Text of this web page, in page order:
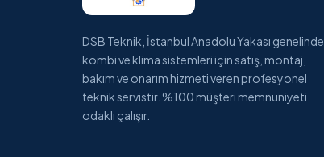
DSB Teknik, İstanbul Anadolu Yakası genelinde
kombi ve klima sistemleri için satış, montaj,
bakım ve onarım hizmeti veren profesyonel
teknik servistir. %100 müşteri memnuniyeti
odaklı çalışır.